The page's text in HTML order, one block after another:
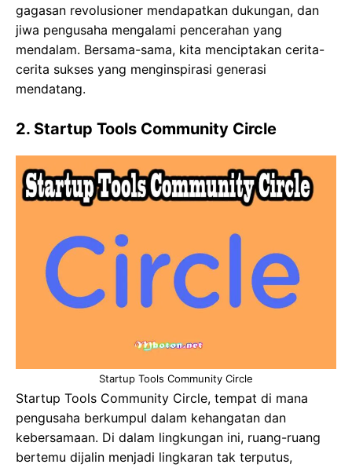
gagasan revolusioner mendapatkan dukungan, dan
jiwa pengusaha mengalami pencerahan yang
mendalam. Bersama-sama, kita menciptakan cerita-
cerita sukses yang menginspirasi generasi
mendatang.
2. Startup Tools Community Circle
Startup Tools Community Circle
Startup Tools Community Circle, tempat di mana
pengusaha berkumpul dalam kehangatan dan
kebersamaan. Di dalam lingkungan ini, ruang-ruang
bertemu dijalin menjadi lingkaran tak terputus,